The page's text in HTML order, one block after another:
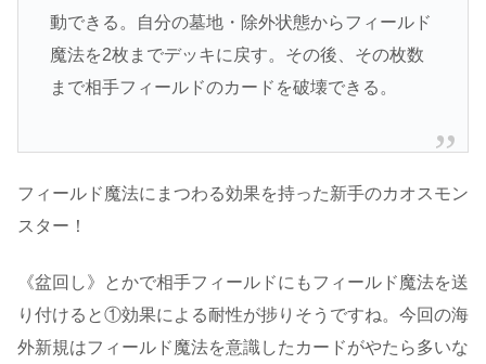
動できる。自分の墓地・除外状態からフィールド
魔法を2枚までデッキに戻す。その後、その枚数
まで相手フィールドのカードを破壊できる。
フィールド魔法にまつわる効果を持った新手のカオスモン
スター！
《盆回し》とかで相手フィールドにもフィールド魔法を送
り付けると①効果による耐性が捗りそうですね。今回の海
外新規はフィールド魔法を意識したカードがやたら多いな